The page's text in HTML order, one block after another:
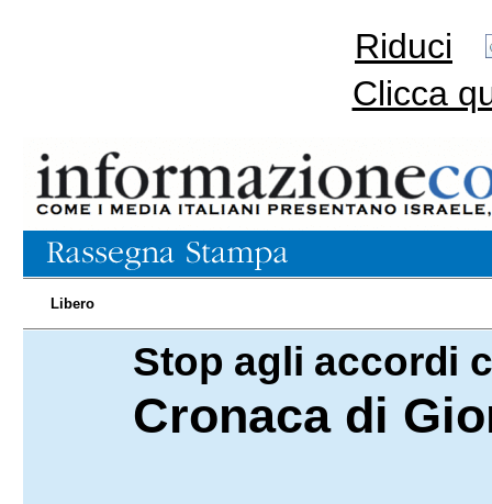
Riduci
Clicca
Libero
Stop agli accordi
Cronaca di